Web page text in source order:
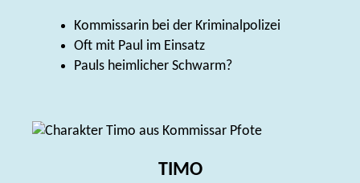
Kommissarin bei der Kriminalpolizei
Oft mit Paul im Einsatz
Pauls heimlicher Schwarm?
TIMO